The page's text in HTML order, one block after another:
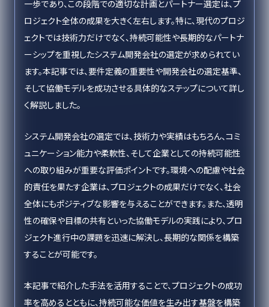
一歩であり、この段階での適切な計画とパートナー選定は、プ
ロジェクト全体の成果を大きく左右します。特に、現代のプロジ
ェクトでは技術力だけでなく、持続可能性や長期的なパートナ
ーシップを重視したシステム開発会社の選定が求められてい
ます。本記事では、要件定義の重要性や開発会社の選定基準、
そして協働モデルを成功させる具体的なステップについて詳し
く解説しました。
システム開発会社の選定では、技術力や実績はもちろん、コミ
ュニケーション能力や柔軟性、そして企業としての持続可能性
への取り組みが重要な評価ポイントです。環境への配慮や社会
的責任を果たす企業は、プロジェクトの成果だけでなく、社会
全体にもポジティブな影響を与えることができます。また、透明
性の確保や目標の共有といった協働モデルの実践により、プロ
ジェクト進行中の課題を迅速に解決し、長期的な関係を構築
することが可能です。
本記事で紹介した手法を活用することで、プロジェクトの成功
率を高めるとともに、持続可能な価値を生み出す基盤を構築